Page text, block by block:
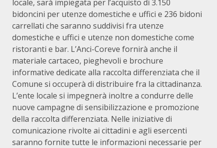
locale, sarà impiegata per l’acquisto di 3.150
bidoncini per utenze domestiche e uffici e 236 bidoni
carrellati che saranno suddivisi fra utenze
domestiche e uffici e utenze non domestiche come
ristoranti e bar. L’Anci-Coreve fornirà anche il
materiale cartaceo, pieghevoli e brochure
informative dedicate alla raccolta differenziata che il
Comune si occuperà di distribuire fra la cittadinanza.
L’ente locale si impegnerà inoltre a condurre delle
nuove campagne di sensibilizzazione e promozione
della raccolta differenziata. Nelle iniziative di
comunicazione rivolte ai cittadini e agli esercenti
saranno fornite tutte le informazioni necessarie per